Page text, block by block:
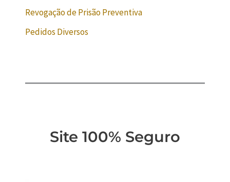
Revogação de Prisão Preventiva
Pedidos Diversos
Site 100% Seguro